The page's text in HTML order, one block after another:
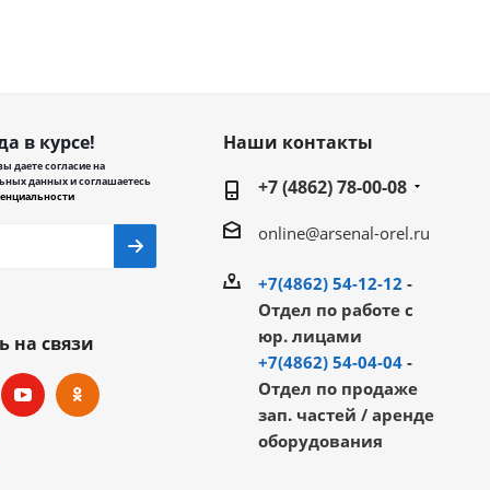
в курсе!
даете согласие на
данных и соглашаетесь
на связи
Наши контакты
+7 (4862) 78-00-08
online@arsenal-orel.ru
+7(4862) 54-12-12 -
Отдел по работе с
юр. лицами
+7(4862) 54-04-04-
Отдел по продаже
зап. частей / аренде
оборудования